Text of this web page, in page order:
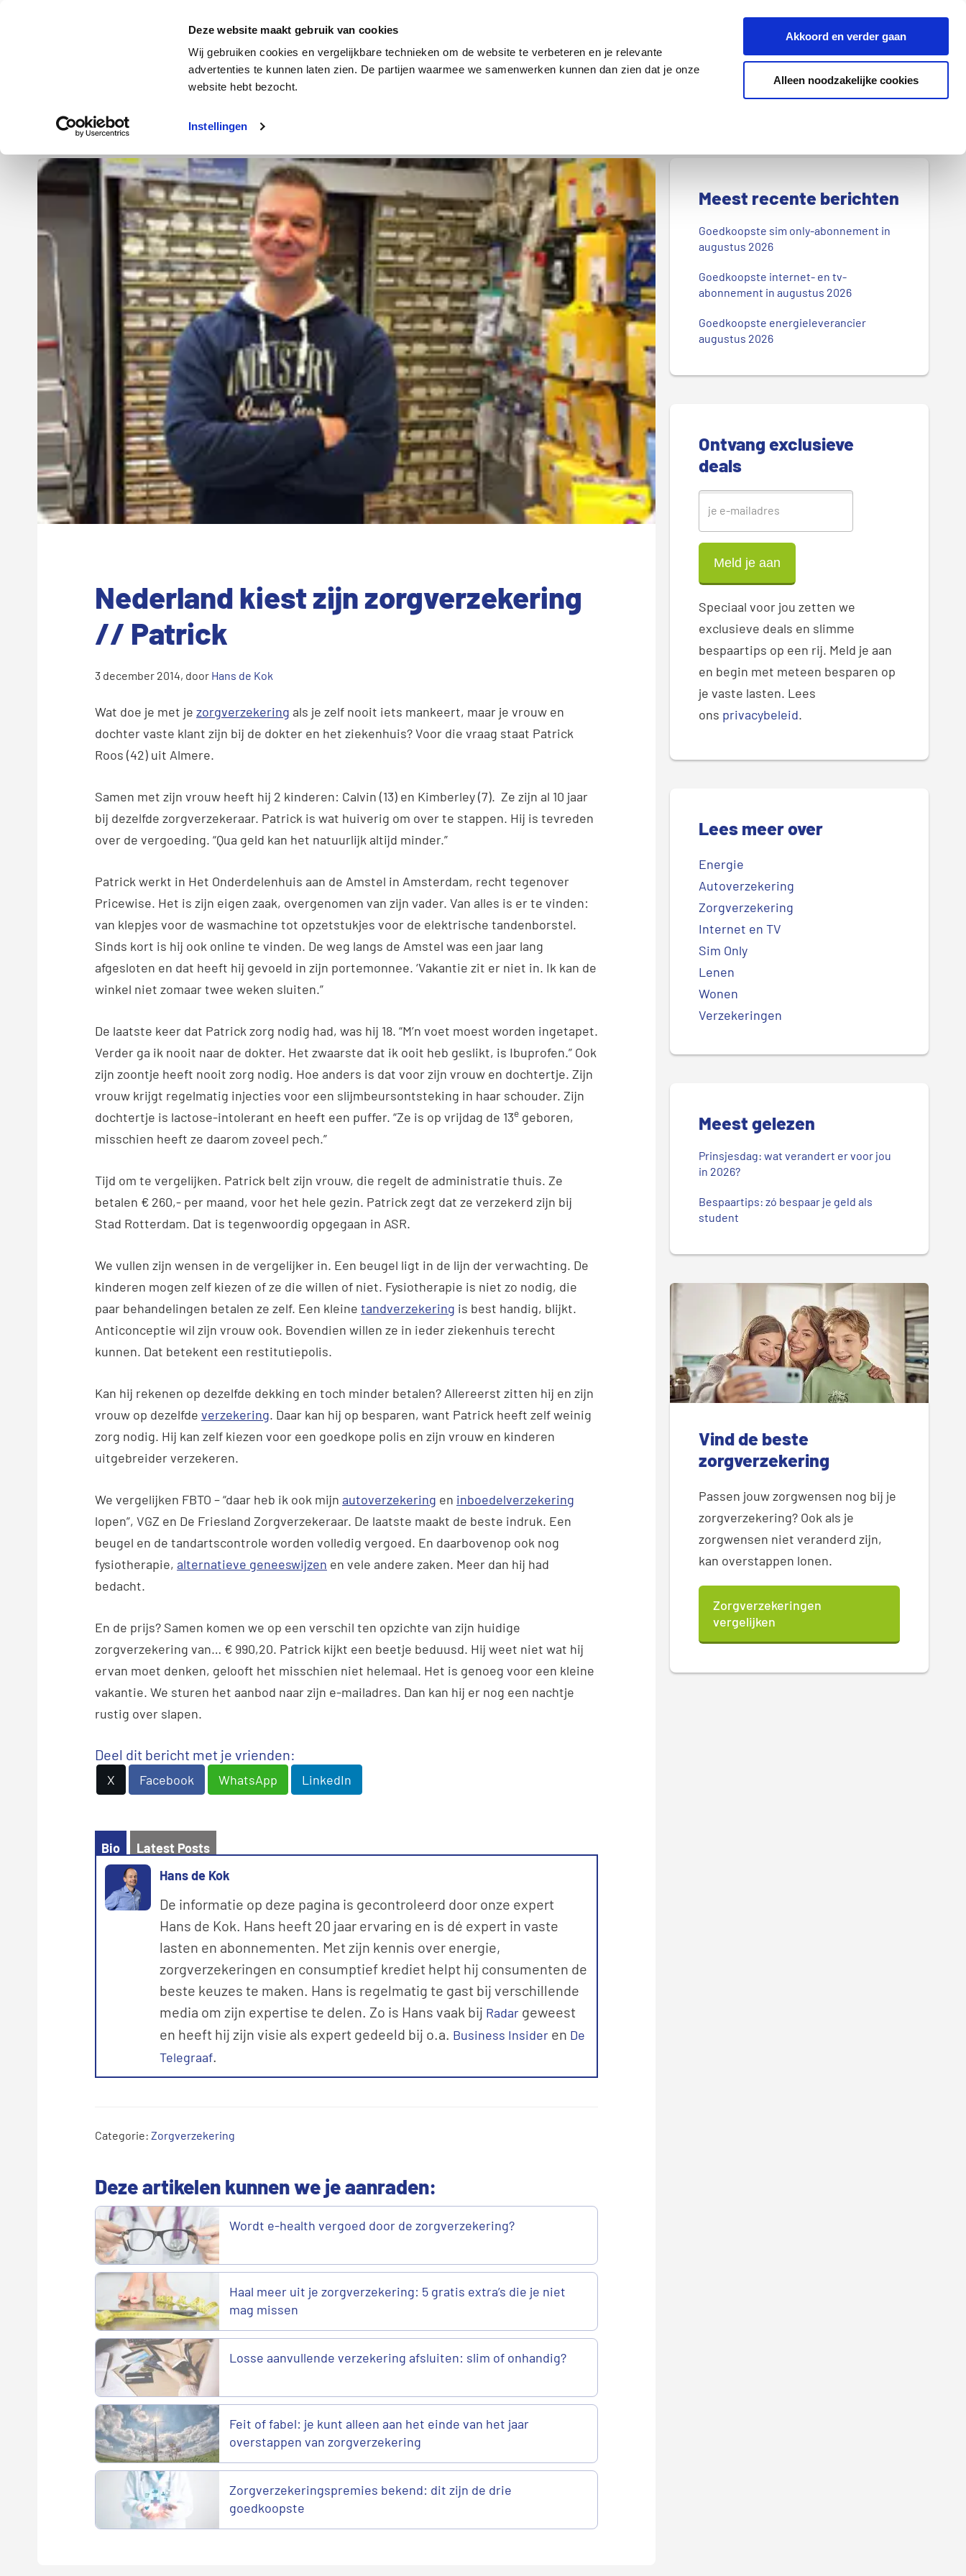
Deze website maakt gebruik van cookies
Wij gebruiken cookies en vergelijkbare technieken om de website te verbeteren en je relevante
advertenties te kunnen laten zien. De partijen waarmee we samenwerken kunnen dan zien dat je onze
website hebt bezocht.
Instellingen
Akkoord en verder gaan
Alleen noodzakelijke cookies
Energie Verzekeringen Internet en tv
Z
e
k
d
n
b
o
g
.
.
Energie Autoverzekering
Nederland kiest zijn zorgverzekering
// Patrick
3 december 2014, door Hans de Kok
Wat doe je met je zorgverzekering als je zelf nooit iets mankeert, maar je vrouw en
dochter vaste klant zijn bij de dokter en het ziekenhuis? Voor die vraag staat Patrick
Roos (42) uit Almere.
Samen met zijn vrouw heeft hij 2 kinderen: Calvin (13) en Kimberley (7). Ze zijn al 10 jaar
bij dezelfde zorgverzekeraar. Patrick is wat huiverig om over te stappen. Hij is tevreden
over de vergoeding. “Qua geld kan het natuurlijk altijd minder.”
Patrick werkt in Het Onderdelenhuis aan de Amstel in Amsterdam, recht tegenover
Pricewise. Het is zijn eigen zaak, overgenomen van zijn vader. Van alles is er te vinden:
van klepjes voor de wasmachine tot opzetstukjes voor de elektrische tandenborstel.
Sinds kort is hij ook online te vinden. De weg langs de Amstel was een jaar lang
afgesloten en dat heeft hij gevoeld in zijn portemonnee. ‘Vakantie zit er niet in. Ik kan de
winkel niet zomaar twee weken sluiten.”
De laatste keer dat Patrick zorg nodig had, was hij 18. “M’n voet moest worden ingetapet.
Verder ga ik nooit naar de dokter. Het zwaarste dat ik ooit heb geslikt, is Ibuprofen.” Ook
zijn zoontje heeft nooit zorg nodig. Hoe anders is dat voor zijn vrouw en dochtertje. Zijn
vrouw krijgt regelmatig injecties voor een slijmbeursontsteking in haar schouder. Zijn
dochtertje is lactose-intolerant en heeft een puffer. “Ze is op vrijdag de 13e geboren,
misschien heeft ze daarom zoveel pech.”
Tijd om te vergelijken. Patrick belt zijn vrouw, die regelt de administratie thuis. Ze
betalen € 260,- per maand, voor het hele gezin. Patrick zegt dat ze verzekerd zijn bij
Stad Rotterdam. Dat is tegenwoordig opgegaan in ASR.
We vullen zijn wensen in de vergelijker in. Een beugel ligt in de lijn der verwachting. De
kinderen mogen zelf kiezen of ze die willen of niet. Fysiotherapie is niet zo nodig, die
paar behandelingen betalen ze zelf. Een kleine tandverzekering is best handig, blijkt.
Anticonceptie wil zijn vrouw ook. Bovendien willen ze in ieder ziekenhuis terecht
kunnen. Dat betekent een restitutiepolis.
Kan hij rekenen op dezelfde dekking en toch minder betalen? Allereerst zitten hij en zijn
vrouw op dezelfde verzekering. Daar kan hij op besparen, want Patrick heeft zelf weinig
zorg nodig. Hij kan zelf kiezen voor een goedkope polis en zijn vrouw en kinderen
uitgebreider verzekeren.
We vergelijken FBTO – “daar heb ik ook mijn autoverzekering en inboedelverzekering
lopen”, VGZ en De Friesland Zorgverzekeraar. De laatste maakt de beste indruk. Een
beugel en de tandartscontrole worden volledig vergoed. En daarbovenop ook nog
fysiotherapie, alternatieve geneeswijzen en vele andere zaken. Meer dan hij had
bedacht.
En de prijs? Samen komen we op een verschil ten opzichte van zijn huidige
zorgverzekering van… € 990,20. Patrick kijkt een beetje beduusd. Hij weet niet wat hij
ervan moet denken, gelooft het misschien niet helemaal. Het is genoeg voor een kleine
vakantie. We sturen het aanbod naar zijn e-mailadres. Dan kan hij er nog een nachtje
rustig over slapen.
Deel dit bericht met je vrienden:
X Facebook WhatsApp LinkedIn
Bio
Latest Posts
Hans de Kok
De informatie op deze pagina is gecontroleerd door onze expert
Hans de Kok. Hans heeft 20 jaar ervaring en is dé expert in vaste
lasten en abonnementen. Met zijn kennis over energie,
zorgverzekeringen en consumptief krediet helpt hij consumenten de
beste keuzes te maken. Hans is regelmatig te gast bij verschillende
media om zijn expertise te delen. Zo is Hans vaak bij Radar geweest
en heeft hij zijn visie als expert gedeeld bij o.a. Business Insider en De
Telegraaf.
Categorie: Zorgverzekering
Deze artikelen kunnen we je aanraden:
Wordt e-health vergoed door de zorgverzekering?
Haal meer uit je zorgverzekering: 5 gratis extra’s die je niet
mag missen
Losse aanvullende verzekering afsluiten: slim of onhandig?
Feit of fabel: je kunt alleen aan het einde van het jaar
overstappen van zorgverzekering
Zorgverzekeringspremies bekend: dit zijn de drie
goedkoopste
P
e
Meest recente berichten
Goedkoopste sim only-abonnement in
augustus 2026
Goedkoopste internet- en tv-
abonnement in augustus 2026
Goedkoopste energieleverancier
augustus 2026
Ontvang exclusieve
deals
Speciaal voor jou zetten we
exclusieve deals en slimme
bespaartips op een rij. Meld je aan
en begin met meteen besparen op
je vaste lasten. Lees
ons privacybeleid.
Lees meer over
Energie
Autoverzekering
Zorgverzekering
Internet en TV
Sim Only
Lenen
Wonen
Verzekeringen
Meest gelezen
Prinsjesdag: wat verandert er voor jou
in 2026?
Bespaartips: zó bespaar je geld als
student
Vind de beste
zorgverzekering
Passen jouw zorgwensen nog bij je
zorgverzekering? Ook als je
zorgwensen niet veranderd zijn,
kan overstappen lonen.
Zorgverzekeringen
vergelijken